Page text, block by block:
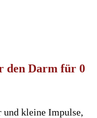
den Darm für 0
und kleine Impulse,